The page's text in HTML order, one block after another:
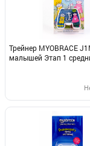
Трейнер MYOBRACE
малышей Этап 1